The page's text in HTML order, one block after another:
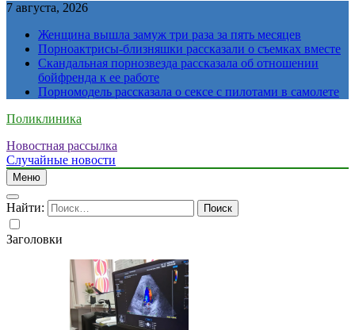
7 августа, 2026
Женщина вышла замуж три раза за пять месяцев
Порноактрисы-близняшки рассказали о съемках вместе
Скандальная порнозвезда рассказала об отношении
бойфренда к ее работе
Порномодель рассказала о сексе с пилотами в самолете
Поликлиника
Новостная рассылка
Случайные новости
Меню
Найти:
Заголовки